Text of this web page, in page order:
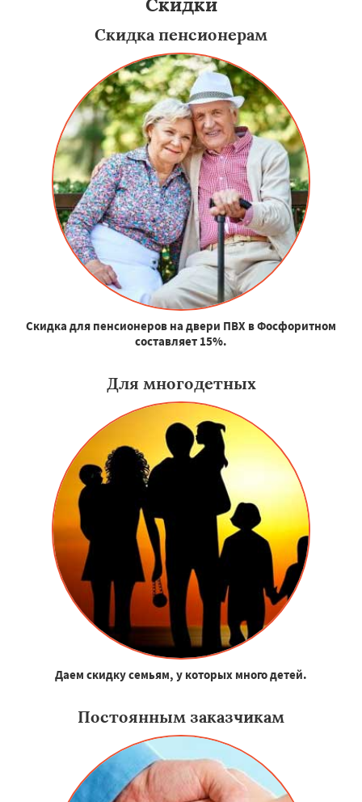
Скидка пенсионерам
Скидка для пенсионеров на двери ПВХ в Фосфоритном
составляет 15%.
Для многодетных
Даем скидку семьям, у которых много детей.
Постоянным заказчикам